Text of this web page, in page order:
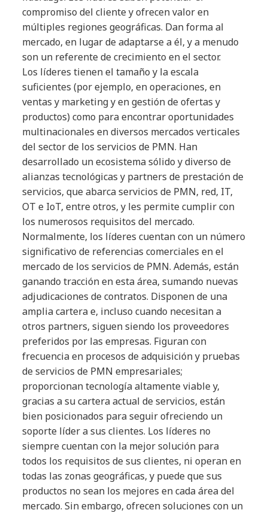
compromiso del cliente y ofrecen valor en
múltiples regiones geográficas. Dan forma al
mercado, en lugar de adaptarse a él, y a menudo
son un referente de crecimiento en el sector.
Los líderes tienen el tamaño y la escala
suficientes (por ejemplo, en operaciones, en
ventas y marketing y en gestión de ofertas y
productos) como para encontrar oportunidades
multinacionales en diversos mercados verticales
del sector de los servicios de PMN. Han
desarrollado un ecosistema sólido y diverso de
alianzas tecnológicas y partners de prestación de
servicios, que abarca servicios de PMN, red, IT,
OT e IoT, entre otros, y les permite cumplir con
los numerosos requisitos del mercado.
Normalmente, los líderes cuentan con un número
significativo de referencias comerciales en el
mercado de los servicios de PMN. Además, están
ganando tracción en esta área, sumando nuevas
adjudicaciones de contratos. Disponen de una
amplia cartera e, incluso cuando necesitan a
otros partners, siguen siendo los proveedores
preferidos por las empresas. Figuran con
frecuencia en procesos de adquisición y pruebas
de servicios de PMN empresariales;
proporcionan tecnología altamente viable y,
gracias a su cartera actual de servicios, están
bien posicionados para seguir ofreciendo un
soporte líder a sus clientes. Los líderes no
siempre cuentan con la mejor solución para
todos los requisitos de sus clientes, ni operan en
todas las zonas geográficas, y puede que sus
productos no sean los mejores en cada área del
mercado. Sin embargo, ofrecen soluciones con un